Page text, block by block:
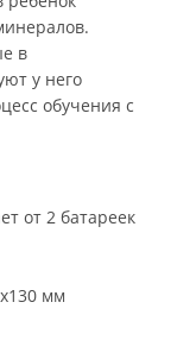
в
у него
обучения с
от 2 батареек
мм